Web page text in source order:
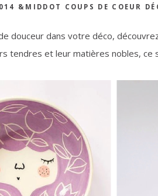
&MIDDOT COUPS DE COEUR
douceur dans votre déco,
tendres et leur matières nobles,